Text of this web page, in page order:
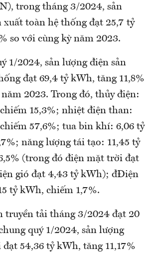
trong tháng 3/2024, sản
xuất toàn hệ thống đạt 25,7 tỷ
so với cùng kỳ năm 2023.
1/2024, sản lượng điện sản
đạt 69,4 tỷ kWh, tăng 11,8%
2023. Trong đó, thủy điện:
15,3%; nhiệt điện than:
57,6%; tua bin khí: 6,06 tỷ
năng lượng tái tạo: 11,45 tỷ
(trong đó điện mặt trời đạt
gió đạt 4,43 tỷ kWh); đĐiện
tỷ kWh, chiếm 1,7%.
truyền tải tháng 3/2024 đạt 20
quý 1/2024, sản lượng
54,36 tỷ kWh, tăng 11,17%